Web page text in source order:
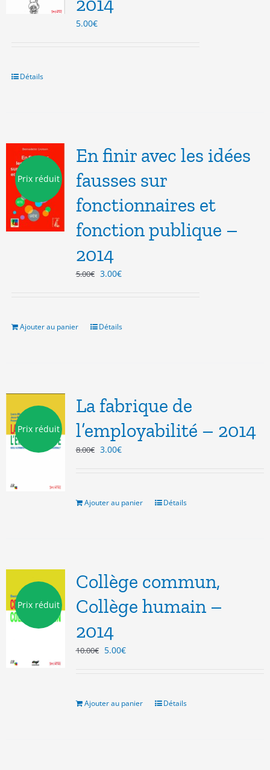
5.00€
Détails
Prix réduit
En finir avec les idées
fausses sur
fonctionnaires et
fonction publique –
2014
5.00€ Le
5.00€.
3.00€Le
3.00€.
Ajouter au panier Détails
Prix réduit
La fabrique de
l’employabilité – 2014
8.00€ Le
8.00€.
3.00€Le
3.00€.
Ajouter au panier Détails
Prix réduit
Collège commun,
Collège humain –
2014
10.00€ Le
10.00€.
5.00€Le
5.00€.
Ajouter au panier Détails